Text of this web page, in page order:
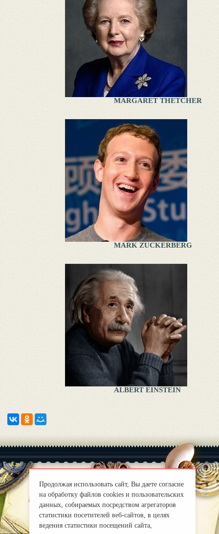
MARGARET THETCHER
MARK ZUCKERBERG
ALBERT EINSTEIN
About |
Правила
mirprognoz@mail.ru
Продолжая использовать сайт, Вы даете согласие
на обработку файлов cookies и пользовательских
данных, собираемых посредством агрегаторов
статистики посетителей веб-сайтов, в целях
ведения статистики посещений сайта,